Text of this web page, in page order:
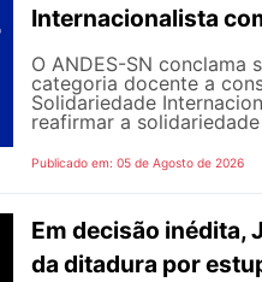
Internacionalista
O ANDES-SN conclama
categoria docente a
Solidariedade
reafirmar a
Publicado em: 05 de Agosto de 2026
Em decisão inédita,
da ditadura por